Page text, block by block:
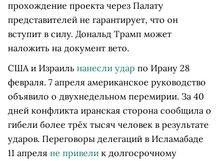
прохождение проекта через Палату
представителей не гарантирует, что он
вступит в силу. Дональд Трамп может
наложить на документ вето.
США и Израиль нанесли удар по Ирану 28
февраля. 7 апреля американское руководство
объявило о двухнедельном перемирии. За 40
дней конфликта иранская сторона сообщила о
гибели более трёх тысяч человек в результате
ударов. Переговоры делегаций в Исламабаде
11 апреля не привели к долгосрочному